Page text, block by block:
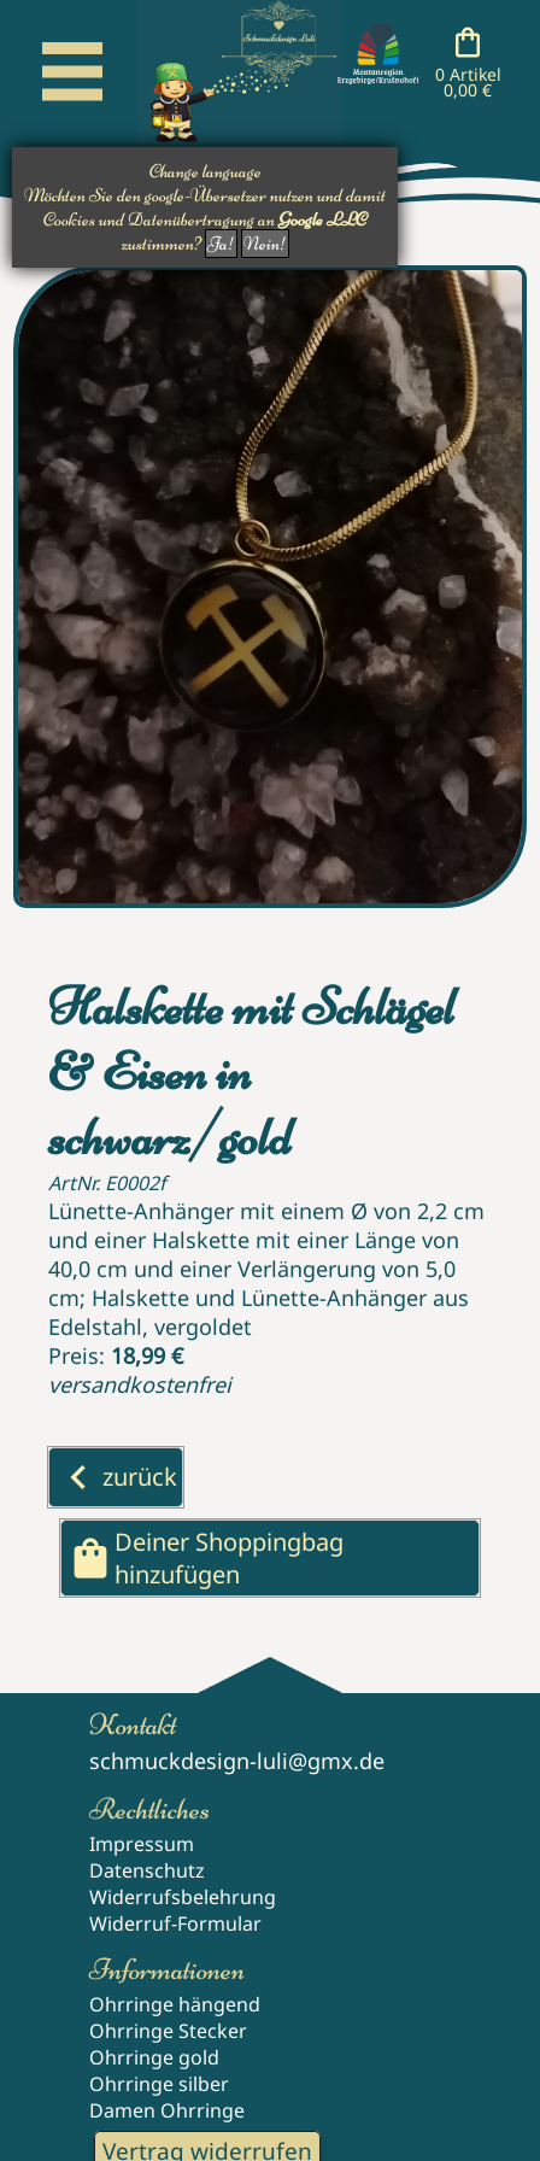
Change language
Möchten Sie den google-Übersetzer nutzen und damit
Cookies und Datenübertragung anGoogle LLC
zustimmen?Ja! Nein!
0 Artikel
0,00 €
Halskette mit Schlägel
& Eisen in
schwarz/gold
ArtNr. E0002f
Lünette-Anhänger mit einem Ø von 2,2 cm
und einer Halskette mit einer Länge von
40,0 cm und einer Verlängerung von 5,0
cm; Halskette und Lünette-Anhänger aus
Edelstahl, vergoldet
Preis: 18,99 €
versandkostenfrei
keyboard_arrow_left zurück
shopping_bag Deiner Shoppingbag
hinzufügen
Kontakt
schmuckdesign-luli@gmx.de
Rechtliches
Impressum
Datenschutz
Widerrufsbelehrung
Widerruf-Formular
Informationen
Ohrringe hängend
Ohrringe Stecker
Ohrringe gold
Ohrringe silber
Damen Ohrringe
Vertrag widerrufen
nachladen
nachladen
nachladen